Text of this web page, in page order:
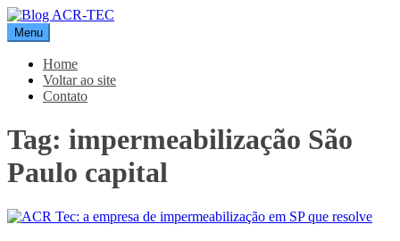
Pular
para
o
conteúdo
Blog ACR-TEC
Menu
Home
Voltar ao site
Contato
Tag: impermeabilização São
Paulo capital